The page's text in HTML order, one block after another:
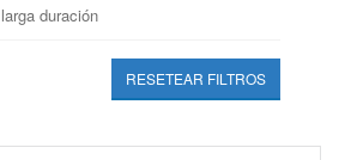
duración
RESETEAR FILTROS